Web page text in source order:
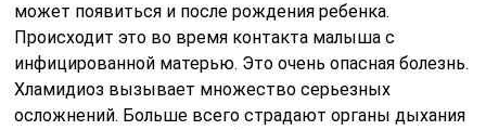
может появиться и после рождения ребенка.
Происходит это во время контакта малыша с
инфицированной матерью. Это очень опасная болезнь.
Хламидиоз вызывает множество серьезных
осложнений. Больше всего страдают органы дыхания